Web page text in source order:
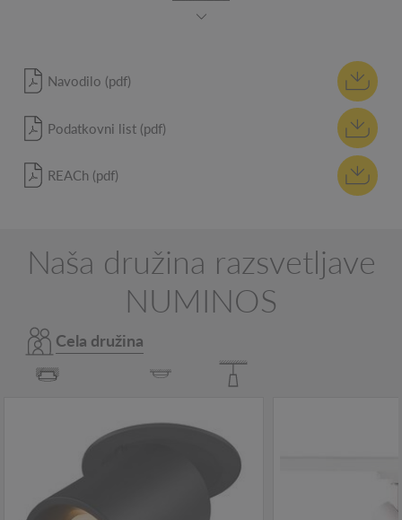
Navodilo (pdf)
Podatkovni list (pdf)
REACh (pdf)
Naša družina razsvetljave
NUMINOS
Cela družina